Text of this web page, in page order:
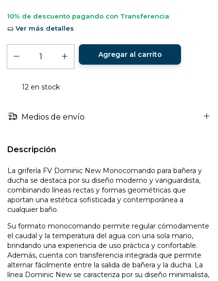
10% de descuento pagando con Transferencia
Ver más detalles
12en stock
Medios de envío
Descripción
La grifería FV Dominic New Monocomando para bañera y
ducha se destaca por su diseño moderno y vanguardista,
combinando líneas rectas y formas geométricas que
aportan una estética sofisticada y contemporánea a
cualquier baño.
Su formato monocomando permite regular cómodamente
el caudal y la temperatura del agua con una sola mano,
brindando una experiencia de uso práctica y confortable.
Además, cuenta con transferencia integrada que permite
alternar fácilmente entre la salida de bañera y la ducha. La
línea Dominic New se caracteriza por su diseño minimalista,